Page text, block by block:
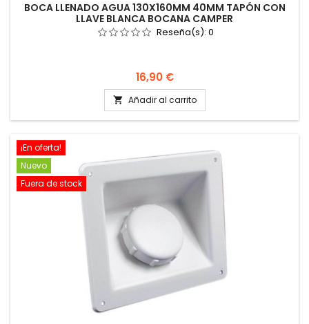
BOCA LLENADO AGUA 130X160MM 40MM TAPÓN CON
LLAVE BLANCA BOCANA CAMPER
Reseña(s): 0
Precio
16,90 €
 Añadir al carrito
¡En oferta!
Nuevo
Fuera de stock